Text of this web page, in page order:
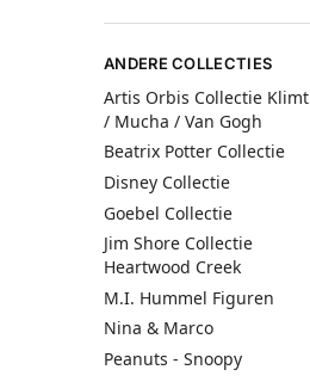
ANDERE COLLECTIES
Artis Orbis Collectie Klimt
/ Mucha / Van Gogh
Beatrix Potter Collectie
Disney Collectie
Goebel Collectie
Jim Shore Collectie
Heartwood Creek
M.I. Hummel Figuren
Nina & Marco
Peanuts - Snoopy